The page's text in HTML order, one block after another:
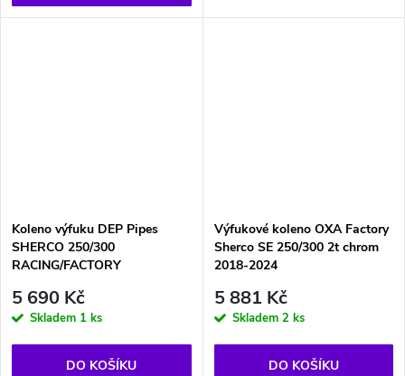
Koleno výfuku DEP Pipes
SHERCO 250/300
RACING/FACTORY
5 690 Kč
Skladem 1 ks
DO KOŠÍKU
Výfukové koleno OXA Factory
Sherco SE 250/300 2t chrom
2018-2024
5 881 Kč
Skladem 2 ks
DO KOŠÍKU